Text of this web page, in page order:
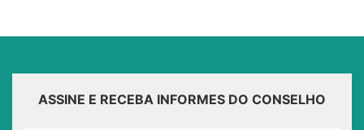
ASSINE E RECEBA INFORMES DO CONSELHO